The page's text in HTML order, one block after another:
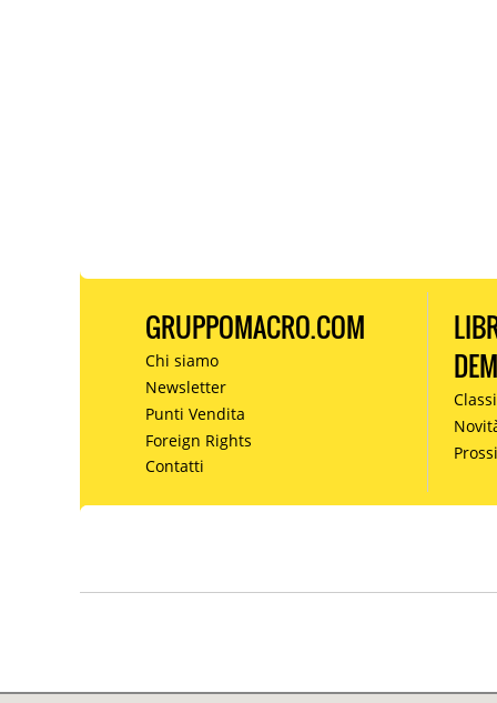
GRUPPOMACRO.COM
Chi siamo
Newsletter
Punti Vendita
Foreign Rights
Contatti